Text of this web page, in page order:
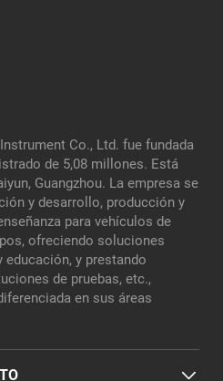
Co., Ltd. fue fundada
de 5,08 millones. Está
Guangzhou. La empresa se
y desarrollo, producción y
para vehículos de
ofreciendo soluciones
educación, y prestando
de pruebas, etc.,
en sus áreas